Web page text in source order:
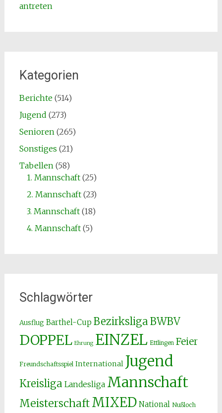
antreten
Kategorien
Berichte(514)
Jugend (273)
Senioren (265)
Sonstiges (21)
Tabellen (58)
1. Mannschaft(25)
2. Mannschaft(23)
3. Mannschaft(18)
4. Mannschaft(5)
Schlagwörter
Ausflug Barthel-Cup BezirksligaBWBV
DOPPEL Ehrung EINZEL Ettlingen Feier
Freundschaftsspiel International Jugend
Kreisliga Landesliga Mannschaft
MeisterschaftMIXED National Nußloch